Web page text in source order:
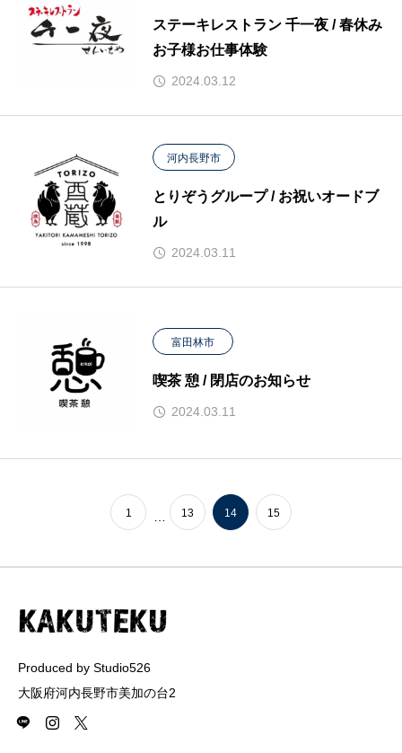
ステーキレストラン 千一夜 / 春休み
お子様お仕事体験
2024.03.12
河内長野市
とりぞうグループ / お祝いオードブ
ル
2024.03.11
富田林市
喫茶 憩 / 閉店のお知らせ
2024.03.11
1 13 14 15
Produced by Studio526
大阪府河内長野市美加の台2